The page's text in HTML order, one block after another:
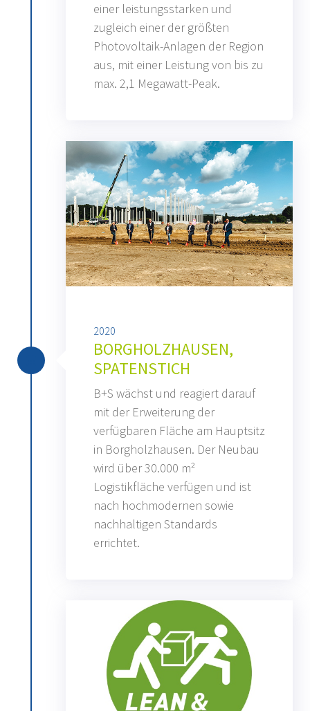
einer leistungsstarken und
zugleich einer der größten
Photovoltaik-Anlagen der Region
aus, mit einer Leistung von bis zu
max. 2,1 Megawatt-Peak.
2020
BORGHOLZHAUSEN,
SPATENSTICH
B+S wächst und reagiert darauf
mit der Erweiterung der
verfügbaren Fläche am Hauptsitz
in Borgholzhausen. Der Neubau
wird über 30.000 m²
Logistikfläche verfügen und ist
nach hochmodernen sowie
nachhaltigen Standards
errichtet.